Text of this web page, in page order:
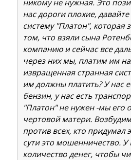
никому не нужная. Это
нас дороги плохие,
систему "Платон", которая
том, что взяли сына
компанию и сейчас все
через них мы, платим им
извращенная странная
им должны платить? У нас
бензин, у нас есть
"Платон" не нужен -мы его
чертовой матери.
против всех, кто придумал
сути это мошенничество. У
количество денег, чтобы